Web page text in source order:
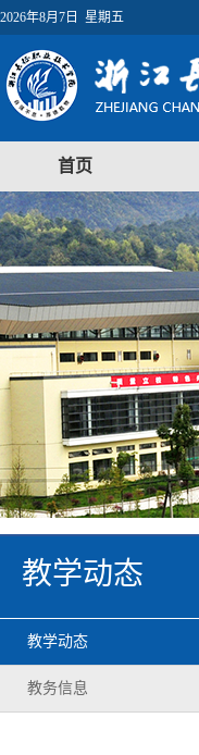
2026年8月7日 星期五
首页
教学动态
教学动态
教务信息